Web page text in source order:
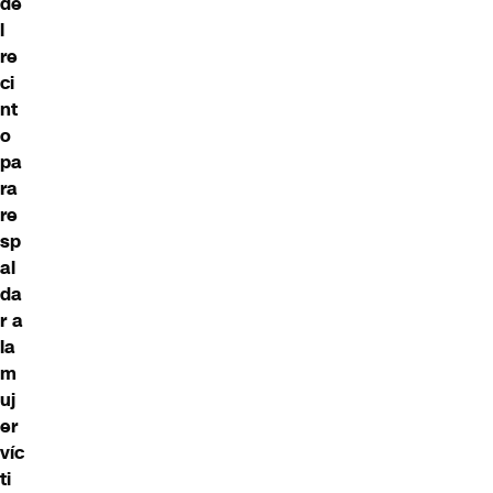
l
re
ci
nt
o
pa
ra
re
sp
al
da
r a
la
m
uj
er
víc
ti